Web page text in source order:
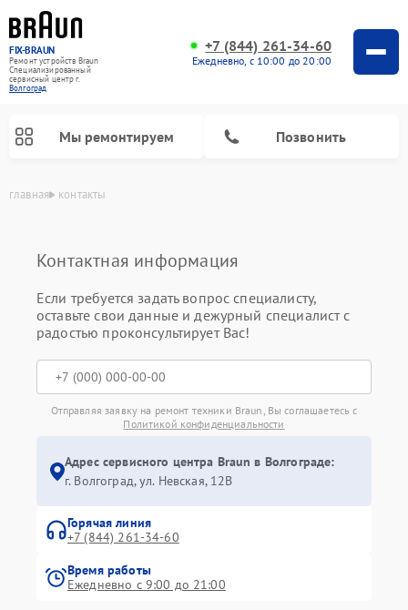
FIX-BRAUN
Ремонт устройств Braun
Специализированный
cервисный центр г.
Волгоград
+7 (844) 261-34-60
Ежедневно, с 10:00 до 20:00
Мы ремонтируем Позвонить
главная контакты
Контактная информация
Если требуется задать вопрос специалисту,
оставьте свои данные и дежурный специалист с
радостью проконсультирует Вас!
Отправляя заявку на ремонт техники Braun, Вы соглашаетесь с
Политикой конфиденциальности
Адрес сервисного центра Braun в Волгограде:
г. Волгоград, ул. Невская, 12В
Горячая линия
+7 (844) 261-34-60
Время работы
Ежедневно с 9:00 до 21:00